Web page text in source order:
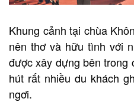
Khung cảnh tại chùa
nên thơ và hữu tình với
được xây dựng bên trong
hút rất nhiều du khách
ngơi.